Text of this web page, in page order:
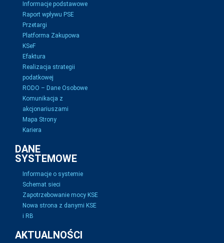
Informacje podstawowe
Raport wpływu PSE
Przetargi
Platforma Zakupowa
KSeF
Efaktura
Realizacja strategii
podatkowej
RODO – Dane Osobowe
Komunikacja z
akcjonariuszami
Mapa Strony
Kariera
DANE
SYSTEMOWE
Informacje o systemie
Schemat sieci
Zapotrzebowanie mocy KSE
Nowa strona z danymi KSE
i RB
AKTUALNOŚCI